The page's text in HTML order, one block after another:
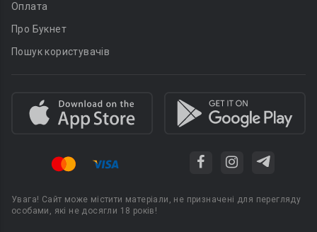
Оплата
Про Букнет
Пошук користувачів
Увага! Сайт може містити матеріали, не призначені для перегляду
особами, які не досягли 18 років!